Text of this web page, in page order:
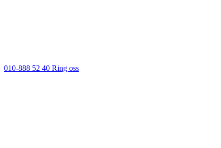
010-888 52 40 Ring oss